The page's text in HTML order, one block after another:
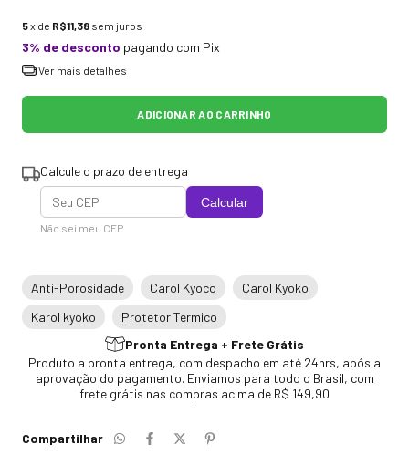
5x de R$11,38 sem juros
3% de desconto pagando com Pix
Ver mais detalhes
Calcule o prazo de entrega
Calcular
Não sei meu CEP
Anti-Porosidade Carol Kyoco
Carol Kyoko
Karol kyoko
Protetor Termico
Pronta Entrega + Frete Grátis
Produto a pronta entrega, com despacho em até 24hrs, após a
aprovação do pagamento. Enviamos para todo o Brasil, com
frete grátis nas compras acima de R$ 149,90
Compartilhar